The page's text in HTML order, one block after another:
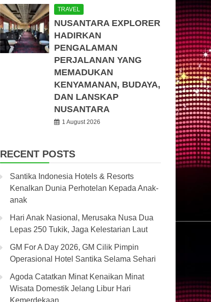
TRAVEL
NUSANTARA EXPLORER
HADIRKAN
PENGALAMAN
PERJALANAN YANG
MEMADUKAN
KENYAMANAN, BUDAYA,
DAN LANSKAP
NUSANTARA
1 August 2026
RECENT POSTS
Santika Indonesia Hotels & Resorts
Kenalkan Dunia Perhotelan Kepada Anak-
anak
Hari Anak Nasional, Merusaka Nusa Dua
Lepas 250 Tukik, Jaga Kelestarian Laut
GM For A Day 2026, GM Cilik Pimpin
Operasional Hotel Santika Selama Sehari
Agoda Catatkan Minat Kenaikan Minat
Wisata Domestik Jelang Libur Hari